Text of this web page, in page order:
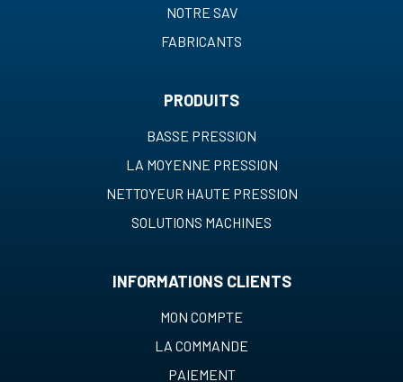
NOTRE SAV
FABRICANTS
PRODUITS
BASSE PRESSION
LA MOYENNE PRESSION
NETTOYEUR HAUTE PRESSION
SOLUTIONS MACHINES
INFORMATIONS CLIENTS
MON COMPTE
LA COMMANDE
PAIEMENT